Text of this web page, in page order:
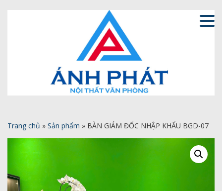
Trang chủ » Sản phẩm » BÀN GIÁM ĐỐC NHẬP KHẨU BGD-07